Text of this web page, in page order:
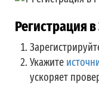
Регистрация в
Укажите
ускоряет